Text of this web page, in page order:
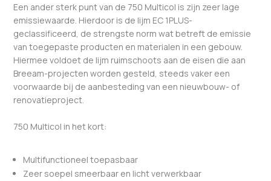
Een ander sterk punt van de 750 Multicol is zijn zeer lage
emissiewaarde. Hierdoor is de lijm EC 1PLUS-
geclassificeerd, de strengste norm wat betreft de emissie
van toegepaste producten en materialen in een gebouw.
Hiermee voldoet de lijm ruimschoots aan de eisen die aan
Breeam-projecten worden gesteld, steeds vaker een
voorwaarde bij de aanbesteding van een nieuwbouw- of
renovatieproject.
750 Multicol in het kort:
Multifunctioneel toepasbaar
Zeer soepel smeerbaar en licht verwerkbaar